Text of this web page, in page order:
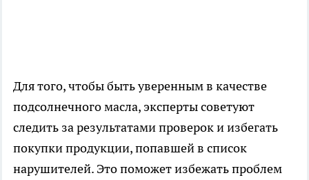
Для того, чтобы быть уверенным в качестве
подсолнечного масла, эксперты советуют
следить за результатами проверок и избегать
покупки продукции, попавшей в список
нарушителей. Это поможет избежать проблем